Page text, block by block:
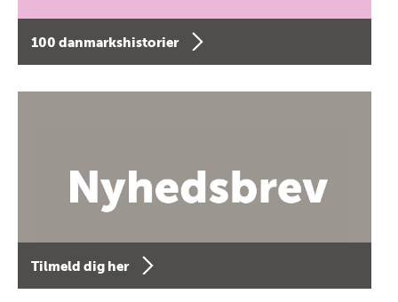
100 danmarkshistorier
Tilmeld dig her